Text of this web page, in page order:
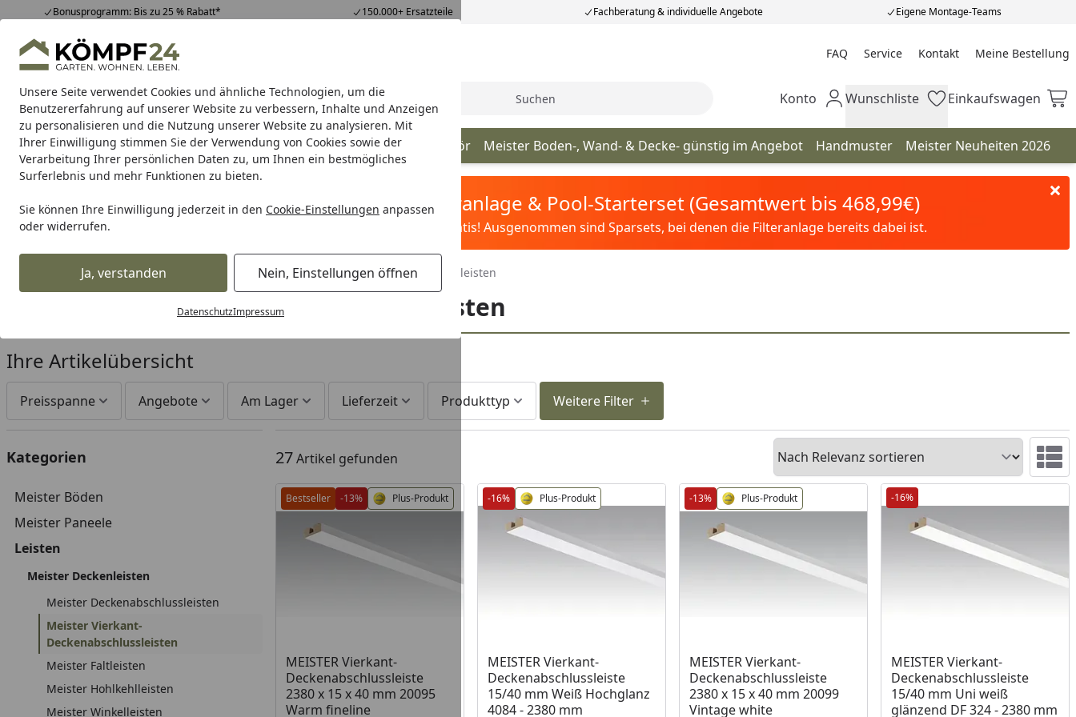
Unsere Seite verwendet Cookies und ähnliche Technologien, um die
Benutzererfahrung auf unserer Website zu verbessern, Inhalte und Anzeigen
zu personalisieren und die Nutzung unserer Website zu analysieren. Mit
Ihrer Einwilligung stimmen Sie der Verwendung von Cookies sowie der
Verarbeitung Ihrer persönlichen Daten zu, um Ihnen ein bestmögliches
Surferlebnis und mehr Funktionen zu bieten.
Sie können Ihre Einwilligung jederzeit in den Cookie-Einstellungen anpassen
oder widerrufen.
Ja, verstanden Nein, Einstellungen öffnen
DatenschutzImpressum
Bonusprogramm: Bis zu 25 % Rabatt* 150.000+ Ersatzteile Fachberatung & individuelle Angebote Eigene Montage-Teams
Hotline07051 / 9 22 22
Mo-Fr. 8-16 Uhr 25.956 Bewertungen FAQ Service Kontakt Meine Bestellung
Meine Bestellung
Alle Produkte
Alle ProdukteHighlights Tipps & Tricks Suche Mein Konto
Konto Wunschliste
Wunschliste Einkaufswagen
Einkaufswagen
Meister Meister Böden Meister Paneele Leisten Meister Zubehör Meister Boden-, Wand- & Decke- günstig im Angebot Handmuster Meister Neuheiten 2026
Karibu Pools inkl. gratis Sandfilteranlage & Pool-Starterset (Gesamtwert bis 468,99€)
Dein Traumpool im Sorglos-Paket: Filter&Pflege gratis! Ausgenommen sind Sparsets, bei denen die Filteranlage bereits dabei ist.
Startseite
Leisten Meister Deckenleisten Meister Vierkant-Deckenabschlussleisten
Meister Vierkant-Deckenabschlussleisten
Ihre Artikelübersicht
Preisspanne Angebote Am Lager Lieferzeit Produkttyp Weitere Filter
Kategorien
Meister Böden
Meister Paneele
Leisten
Meister Deckenleisten
Meister Deckenabschlussleisten
Meister Vierkant-
Deckenabschlussleisten
Meister Faltleisten
Meister Hohlkehlleisten
Meister Winkelleisten
27Artikel gefunden
Sortieren
Bestseller -13% Plus-Produkt
MEISTER Vierkant-
Deckenabschlussleiste
2380 x 15 x 40 mm 20095
Warm fineline
Produkt am Lager
-16% Plus-Produkt
MEISTER Vierkant-
Deckenabschlussleiste
15/40 mm Weiß Hochglanz
4084 - 2380 mm
Produkt am Lager
-13% Plus-Produkt
MEISTER Vierkant-
Deckenabschlussleiste
2380 x 15 x 40 mm 20099
Vintage white
Produkt am Lager
-16%
MEISTER Vierkant-
Deckenabschlussleiste
15/40 mm Uni weiß
glänzend DF 324 - 2380 mm